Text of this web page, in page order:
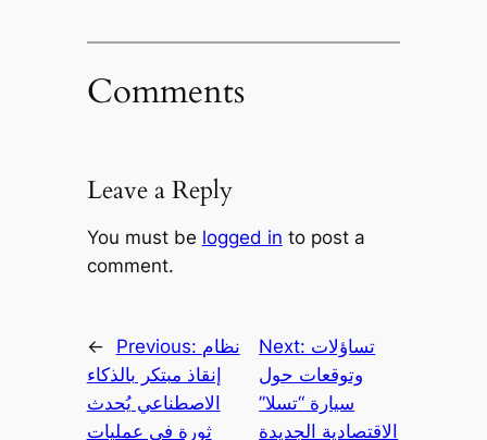
Comments
Leave a Reply
You must be logged in to post a
comment.
← Previous: نظام
إنقاذ مبتكر بالذكاء
الاصطناعي يُحدث
ثورة في عمليات
Next: تساؤلات
وتوقعات حول
سيارة “تسلا”
الاقتصادية الجديدة